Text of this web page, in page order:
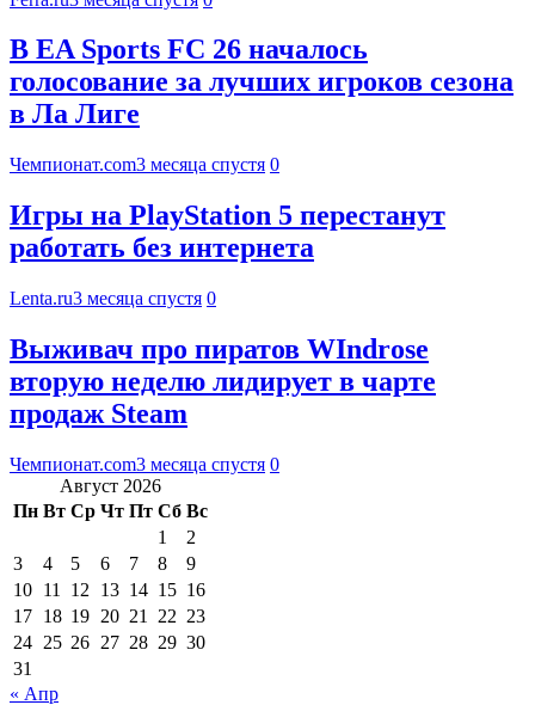
В EA Sports FC 26 началось
голосование за лучших игроков сезона
в Ла Лиге
Чемпионат.com3 месяца спустя 0
Игры на PlayStation 5 перестанут
работать без интернета
Lenta.ru3 месяца спустя 0
Выживач про пиратов WIndrose
вторую неделю лидирует в чарте
продаж Steam
Чемпионат.com3 месяца спустя 0
Август 2026
Пн Вт Ср Чт Пт Сб Вс
1
2
3
4 5 6 7 8
9
10 11 12 13 14 15 16
17 18 19 20 21 22 23
24 25 26 27 28 29 30
31
« Апр